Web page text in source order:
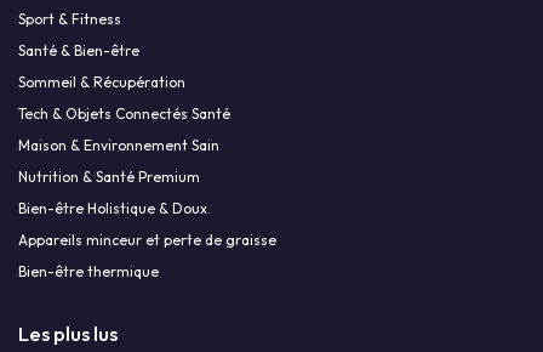
Sport & Fitness
Santé & Bien-être
Sommeil & Récupération
Tech & Objets Connectés Santé
Maison & Environnement Sain
Nutrition & Santé Premium
Bien-être Holistique & Doux
Appareils minceur et perte de graisse
Bien-être thermique
Les plus lus